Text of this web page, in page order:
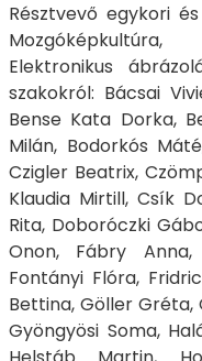
Résztvevő egykori
Mozgóképkultúra,
Elektronikus
szakokról: Bácsai
Bense Kata Dorka,
Milán, Bodorkós
Czigler Beatrix,
Klaudia Mirtill, Csík
Rita, Doboróczki
Onon, Fábry Anna,
Fontányi Flóra,
Bettina, Göller Gréta,
Gyöngyösi Soma,